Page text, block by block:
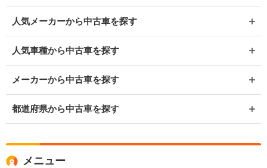
人気メーカーから中古車を探す
人気車種から中古車を探す
メーカーから中古車を探す
都道府県から中古車を探す
メニュー